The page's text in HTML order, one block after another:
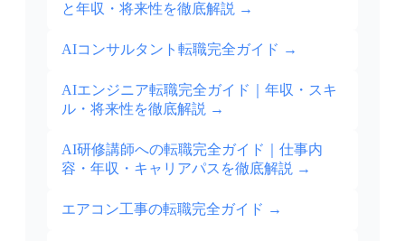
と年収・将来性を徹底解説 →
AIコンサルタント転職完全ガイド →
AIエンジニア転職完全ガイド｜年収・スキ
ル・将来性を徹底解説 →
AI研修講師への転職完全ガイド｜仕事内
容・年収・キャリアパスを徹底解説 →
エアコン工事の転職完全ガイド →